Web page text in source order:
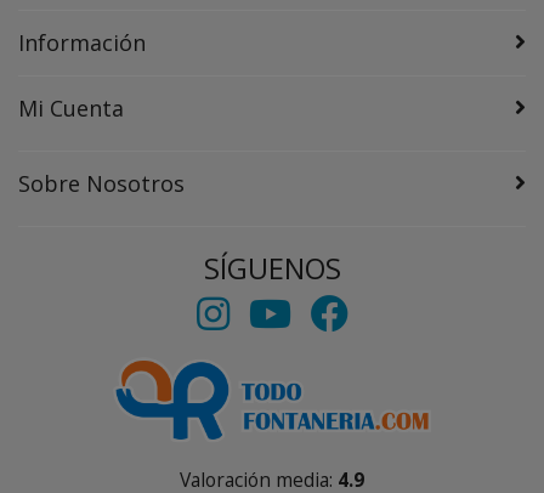
Información
Mi Cuenta
Sobre Nosotros
SÍGUENOS
Valoración media: 4.9